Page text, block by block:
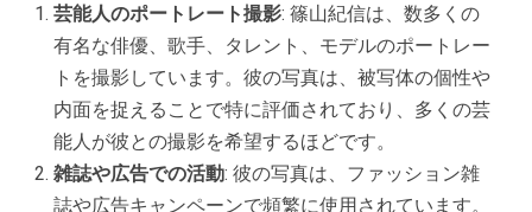
芸能人のポートレート撮影: 篠山紀信は、数多くの
有名な俳優、歌手、タレント、モデルのポートレー
トを撮影しています。彼の写真は、被写体の個性や
内面を捉えることで特に評価されており、多くの芸
能人が彼との撮影を希望するほどです。
雑誌や広告での活動: 彼の写真は、ファッション雑
誌や広告キャンペーンで頻繁に使用されています。